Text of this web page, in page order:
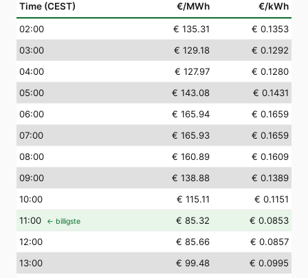
Time (CEST) €/MWh €/kWh
02:00 € 135.31
€ 0.1353
03:00 € 129.18
€ 0.1292
04:00 € 127.97
€ 0.1280
05:00 € 143.08
€ 0.1431
06:00 € 165.94
€ 0.1659
07:00 € 165.93
€ 0.1659
08:00 € 160.89
€ 0.1609
09:00 € 138.88
€ 0.1389
10:00 € 115.11
€ 0.1151
11:00 ← billigste € 85.32
€ 0.0853
12:00 € 85.66
€ 0.0857
13:00 € 99.48
€ 0.0995